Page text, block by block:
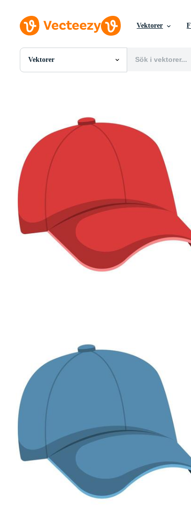
Vektorer
Vektorer
Alla Bilder
Vektorer
Videor
Rörlig grafik
Redaktionella Bilder
Redaktionella Evenemang